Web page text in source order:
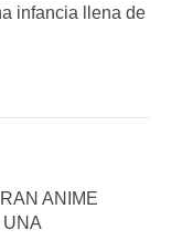
infancia llena de
ANIME